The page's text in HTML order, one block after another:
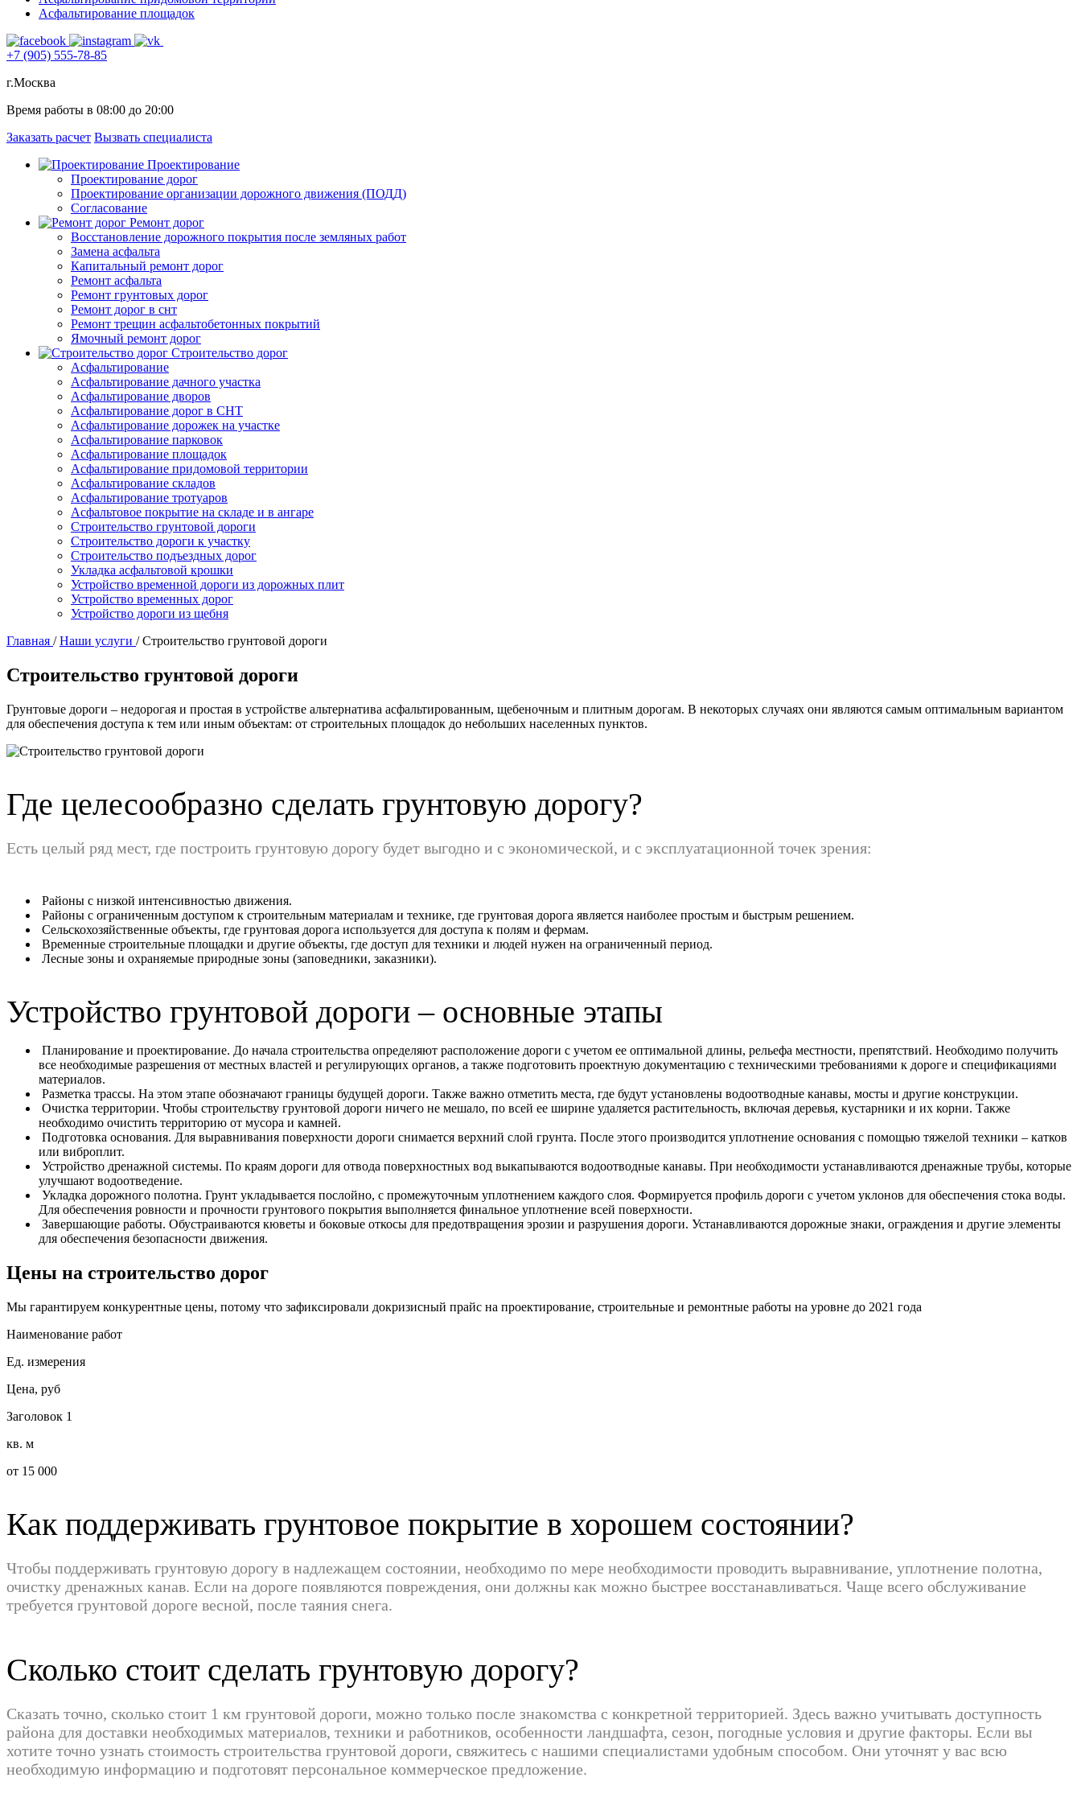
Асфальтирование площадок
+7 (905) 555-78-85
г.Москва
Время работы в 08:00 до 20:00
Заказать расчет Вызвать специалиста
Проектирование
Проектирование дорог
Проектирование организации дорожного движения (ПОДД)
Согласование
Ремонт дорог
Восстановление дорожного покрытия после земляных работ
Замена асфальта
Капитальный ремонт дорог
Ремонт асфальта
Ремонт грунтовых дорог
Ремонт дорог в снт
Ремонт трещин асфальтобетонных покрытий
Ямочный ремонт дорог
Строительство дорог
Асфальтирование
Асфальтирование дачного участка
Асфальтирование дворов
Асфальтирование дорог в СНТ
Асфальтирование дорожек на участке
Асфальтирование парковок
Асфальтирование площадок
Асфальтирование придомовой территории
Асфальтирование складов
Асфальтирование тротуаров
Асфальтовое покрытие на складе и в ангаре
Строительство грунтовой дороги
Строительство дороги к участку
Строительство подъездных дорог
Укладка асфальтовой крошки
Устройство временной дороги из дорожных плит
Устройство временных дорог
Устройство дороги из щебня
Главная / Наши услуги / Строительство грунтовой дороги
Строительство грунтовой дороги
Грунтовые дороги – недорогая и простая в устройстве альтернатива асфальтированным, щебеночным и плитным дорогам. В некоторых случаях они являются самым оптимальным вариантом
для обеспечения доступа к тем или иным объектам: от строительных площадок до небольших населенных пунктов.
Где целесообразно сделать грунтовую дорогу?
Есть целый ряд мест, где построить грунтовую дорогу будет выгодно и с экономической, и с эксплуатационной точек зрения:
Районы с низкой интенсивностью движения.
Районы с ограниченным доступом к строительным материалам и технике, где грунтовая дорога является наиболее простым и быстрым решением.
Сельскохозяйственные объекты, где грунтовая дорога используется для доступа к полям и фермам.
Временные строительные площадки и другие объекты, где доступ для техники и людей нужен на ограниченный период.
Лесные зоны и охраняемые природные зоны (заповедники, заказники).
Устройство грунтовой дороги – основные этапы
Планирование и проектирование. До начала строительства определяют расположение дороги с учетом ее оптимальной длины, рельефа местности, препятствий. Необходимо получить
все необходимые разрешения от местных властей и регулирующих органов, а также подготовить проектную документацию с техническими требованиями к дороге и спецификациями
материалов.
Разметка трассы. На этом этапе обозначают границы будущей дороги. Также важно отметить места, где будут установлены водоотводные канавы, мосты и другие конструкции.
Очистка территории. Чтобы строительству грунтовой дороги ничего не мешало, по всей ее ширине удаляется растительность, включая деревья, кустарники и их корни. Также
необходимо очистить территорию от мусора и камней.
Подготовка основания. Для выравнивания поверхности дороги снимается верхний слой грунта. После этого производится уплотнение основания с помощью тяжелой техники – катков
или виброплит.
Устройство дренажной системы. По краям дороги для отвода поверхностных вод выкапываются водоотводные канавы. При необходимости устанавливаются дренажные трубы, которые
улучшают водоотведение.
Укладка дорожного полотна. Грунт укладывается послойно, с промежуточным уплотнением каждого слоя. Формируется профиль дороги с учетом уклонов для обеспечения стока воды.
Для обеспечения ровности и прочности грунтового покрытия выполняется финальное уплотнение всей поверхности.
Завершающие работы. Обустраиваются кюветы и боковые откосы для предотвращения эрозии и разрушения дороги. Устанавливаются дорожные знаки, ограждения и другие элементы
для обеспечения безопасности движения.
Цены на строительство дорог
Мы гарантируем конкурентные цены, потому что зафиксировали докризисный прайс на проектирование, строительные и ремонтные работы на уровне до 2021 года
Наименование работ
Ед. измерения
Цена, руб
Заголовок 1
кв. м
от 15 000
Как поддерживать грунтовое покрытие в хорошем состоянии?
Чтобы поддерживать грунтовую дорогу в надлежащем состоянии, необходимо по мере необходимости проводить выравнивание, уплотнение полотна,
очистку дренажных канав. Если на дороге появляются повреждения, они должны как можно быстрее восстанавливаться. Чаще всего обслуживание
требуется грунтовой дороге весной, после таяния снега.
Сколько стоит сделать грунтовую дорогу?
Сказать точно, сколько стоит 1 км грунтовой дороги, можно только после знакомства с конкретной территорией. Здесь важно учитывать доступность
района для доставки необходимых материалов, техники и работников, особенности ландшафта, сезон, погодные условия и другие факторы. Если вы
хотите точно узнать стоимость строительства грунтовой дороги, свяжитесь с нашими специалистами удобным способом. Они уточнят у вас всю
необходимую информацию и подготовят персональное коммерческое предложение.